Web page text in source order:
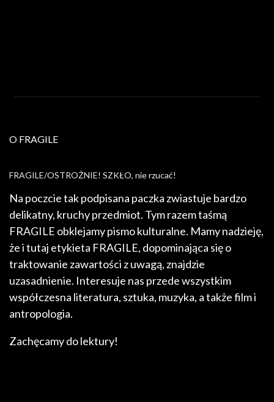
O FRAGILE
FRAGILE/OSTROŻNIE! SZKŁO, nie rzucać!
Na poczcie tak podpisana paczka zwiastuje bardzo
delikatny, kruchy przedmiot. Tym razem taśmą
FRAGILE obklejamy pismo kulturalne. Mamy nadzieję,
że i tutaj etykieta FRAGILE, dopominająca się o
traktowanie zawartości z uwagą, znajdzie
uzasadnienie. Interesuje nas przede wszystkim
współczesna literatura, sztuka, muzyka, a także film i
antropologia.
Zachęcamy do lektury!